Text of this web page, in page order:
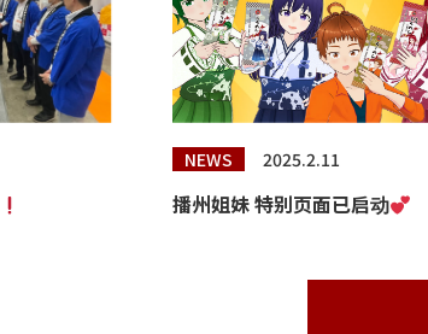
NEWS 2025.2.11
播州姐妹 特别页面已启动